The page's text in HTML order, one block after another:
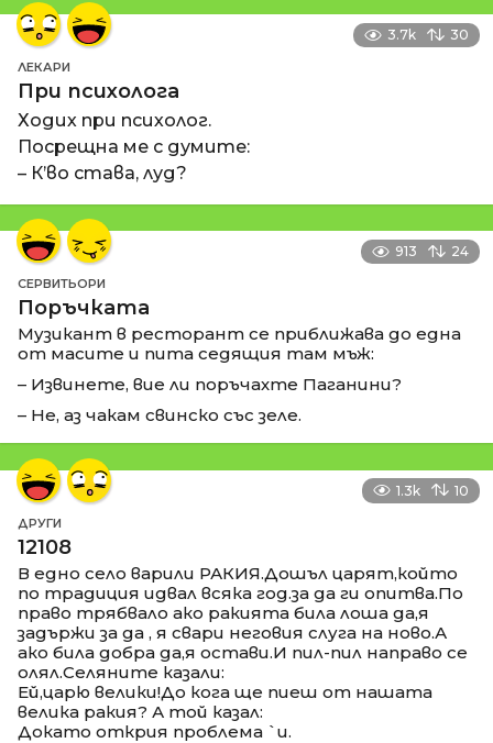
3.7k 30
ЛЕКАРИ
При психолога
Ходих при психолог.
Посрещна ме с думите:
– К’во става, луд?
913 24
СЕРВИТЬОРИ
Поръчката
Музикант в ресторант се приближава до една
от масите и пита седящия там мъж:
– Извинете, вие ли поръчахте Паганини?
– Не, аз чакам свинско със зеле.
1.3k 10
ДРУГИ
12108
В едно село варили РАКИЯ.Дошъл царят,който
по традиция идвал всяка год.за да ги опитва.По
право трябвало ако ракията била лоша да,я
задържи за да , я свари неговия слуга на ново.А
ако била добра да,я остави.И пил-пил направо се
олял.Селяните казали:
Ей,царю велики!До кога ще пиеш от нашата
велика ракия? А той казал:
Докато открия проблема `и.